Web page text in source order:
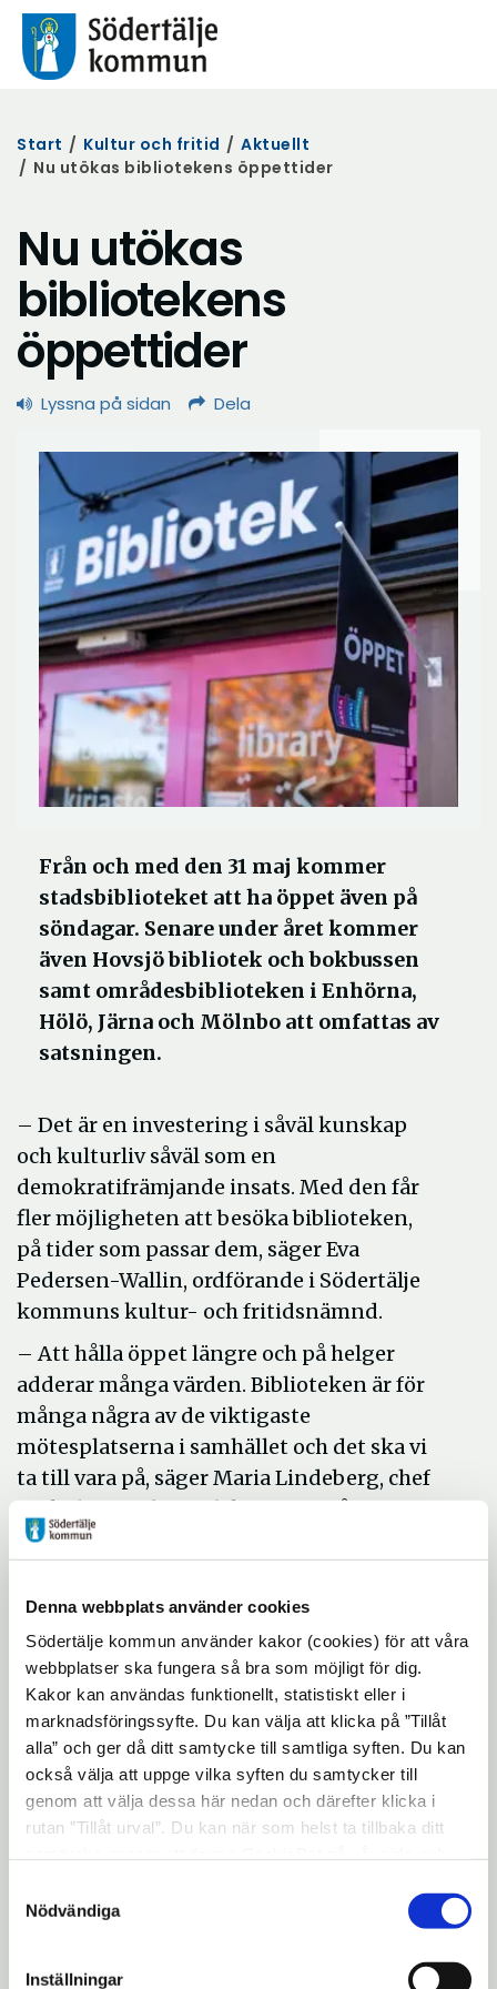
Denna webbplats använder cookies
Södertälje kommun använder kakor (cookies) för att våra
webbplatser ska fungera så bra som möjligt för dig.
Kakor kan användas funktionellt, statistiskt eller i
marknadsföringssyfte. Du kan välja att klicka på ”Tillåt
alla” och ger då ditt samtycke till samtliga syften. Du kan
också välja att uppge vilka syften du samtycker till
genom att välja dessa här nedan och därefter klicka i
rutan ”Tillåt urval”. Du kan när som helst ta tillbaka ditt
"Visa detaljer" kan du läsa om hur kakorna används och
hur vi och våra leverantörer inhämtar och behandlar
Nödvändiga
Inställningar
Start / Kultur och fritid / Aktuellt
/ Nu utökas bibliotekens öppettider
Nu utökas
bibliotekens
öppettider
Lyssna på sidan Dela
Från och med den 31 maj kommer
stadsbiblioteket att ha öppet även på
söndagar. Senare under året kommer
även Hovsjö bibliotek och bokbussen
samt områdesbiblioteken i Enhörna,
Hölö, Järna och Mölnbo att omfattas av
satsningen.
– Det är en investering i såväl kunskap
och kulturliv såväl som en
demokratifrämjande insats. Med den får
fler möjligheten att besöka biblioteken,
på tider som passar dem, säger Eva
Pedersen-Wallin, ordförande i Södertälje
kommuns kultur- och fritidsnämnd.
– Att hålla öppet längre och på helger
adderar många värden. Biblioteken är för
många några av de viktigaste
mötesplatserna i samhället och det ska vi
ta till vara på, säger Maria Lindeberg, chef
för kultur- och fritidskontoret på
Södertälje kommun.
augusti mjukstartas satsningen genom
att stadsbiblioteket erbjuder lättöppet på
söndagar. Därefter, från och med
september, har stadsbiblioteket öppet
med full service alla veckans dagar.
Lättöppet betyder att biblioteket är
öppet med begränsad service.
Även om det finns personal på plats i
kommer besök under lättöppna dagar att